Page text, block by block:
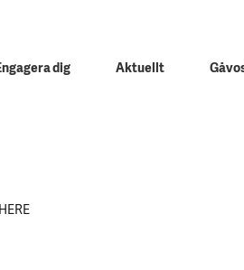
dig Aktuellt